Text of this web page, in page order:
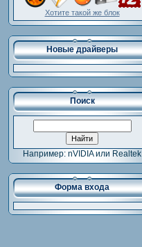
Хотите такой же блок
Новые драйверы
Поиск
Например: nVIDIA или Realtek
Форма входа